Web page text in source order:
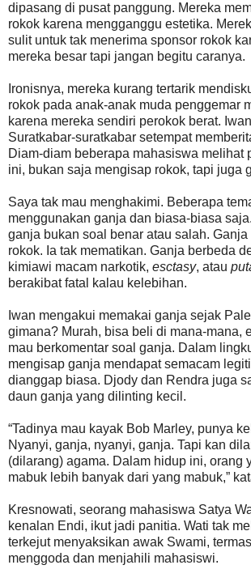
dipasang di pusat panggung. Mereka
rokok karena mengganggu estetika.
sulit untuk tak menerima sponsor rokok
mereka besar tapi jangan begitu caranya.
Ironisnya, mereka kurang tertarik
rokok pada anak-anak muda penggemar
karena mereka sendiri perokok berat.
Suratkabar-suratkabar setempat
Diam-diam beberapa mahasiswa melihat
ini, bukan saja mengisap rokok, tapi juga
Saya tak mau menghakimi. Beberapa
menggunakan ganja dan biasa-biasa
ganja bukan soal benar atau salah.
rokok. Ia tak mematikan. Ganja berbeda
kimiawi macam narkotik, esctasy, atau
berakibat fatal kalau kelebihan.
Iwan mengakui memakai ganja sejak
gimana? Murah, bisa beli di mana-mana,
mau berkomentar soal ganja. Dalam
mengisap ganja mendapat semacam
dianggap biasa. Djody dan Rendra juga
daun ganja yang dilinting kecil.
“Tadinya mau kayak Bob Marley, punya
Nyanyi, ganja, nyanyi, ganja. Tapi kan
(dilarang) agama. Dalam hidup ini, orang
mabuk lebih banyak dari yang mabuk,”
Kresnowati, seorang mahasiswa Satya
kenalan Endi, ikut jadi panitia. Wati tak
terkejut menyaksikan awak Swami,
menggoda dan menjahili mahasiswi.